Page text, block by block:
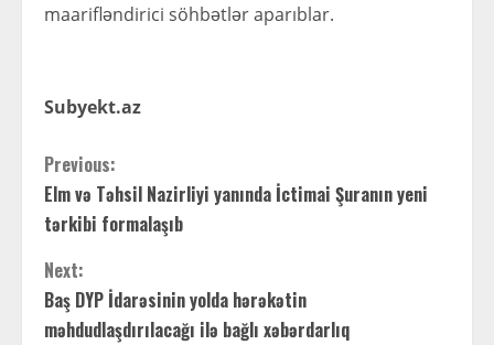
maarifləndirici söhbətlər aparıblar.
Subyekt.az
C
o
n
t
Previous:
Elm və Təhsil Nazirliyi yanında İctimai Şuranın yeni
tərkibi formalaşıb
Next:
Baş DYP İdarəsinin yolda hərəkətin
məhdudlaşdırılacağı ilə bağlı xəbərdarlıq